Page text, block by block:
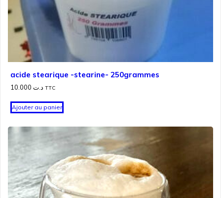
acide stearique -stearine- 250grammes
د.ت TTC
Ajouter au panier